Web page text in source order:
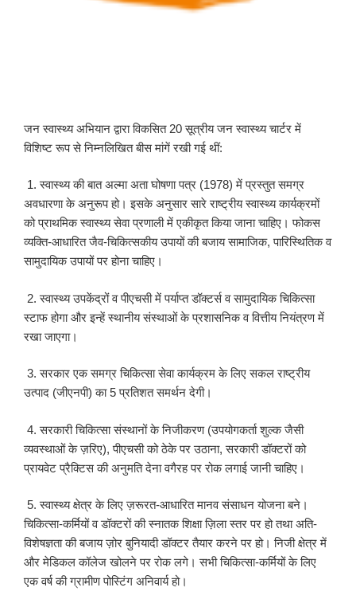
जन स्वास्थ्य अभियान द्वारा विकसित 20 सूत्रीय जन स्वास्थ्य चार्टर में
विशिष्ट रूप से निम्नलिखित बीस मांगें रखी गई थीं:
1. स्वास्थ्य की बात अल्मा अता घोषणा पत्र (1978) में प्रस्तुत समग्र
अवधारणा के अनुरूप हो। इसके अनुसार सारे राष्ट्रीय स्वास्थ्य कार्यक्रमों
को प्राथमिक स्वास्थ्य सेवा प्रणाली में एकीकृत किया जाना चाहिए। फोकस
व्यक्ति-आधारित जैव-चिकित्सकीय उपायों की बजाय सामाजिक, पारिस्थितिक व
सामुदायिक उपायों पर होना चाहिए।
2. स्वास्थ्य उपकेंद्रों व पीएचसी में पर्याप्त डॉक्टर्स व सामुदायिक चिकित्सा
स्टाफ होगा और इन्हें स्थानीय संस्थाओं के प्रशासनिक व वित्तीय नियंत्रण में
रखा जाएगा।
3. सरकार एक समग्र चिकित्सा सेवा कार्यक्रम के लिए सकल राष्ट्रीय
उत्पाद (जीएनपी) का 5 प्रतिशत समर्थन देगी।
4. सरकारी चिकित्सा संस्थानों के निजीकरण (उपयोगकर्ता शुल्क जैसी
व्यवस्थाओं के ज़रिए), पीएचसी को ठेके पर उठाना, सरकारी डॉक्टरों को
प्रायवेट प्रैक्टिस की अनुमति देना वगैरह पर रोक लगाई जानी चाहिए।
5. स्वास्थ्य क्षेत्र के लिए ज़रूरत-आधारित मानव संसाधन योजना बने।
चिकित्सा-कर्मियों व डॉक्टरों की स्नातक शिक्षा ज़िला स्तर पर हो तथा अति-
विशेषज्ञता की बजाय ज़ोर बुनियादी डॉक्टर तैयार करने पर हो। निजी क्षेत्र में
और मेडिकल कॉलेज खोलने पर रोक लगे। सभी चिकित्सा-कर्मियों के लिए
एक वर्ष की ग्रामीण पोस्टिंग अनिवार्य हो।